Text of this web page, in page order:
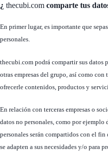
¿ thecubi.com comparte tus
En primer lugar, es importante que
personales.
thecubi.com podrá compartir sus datos
otras empresas del grupo, así como
ofrecerle contenidos, productos y
En relación con terceras empresas o
datos no personales, como por
personales serán compartidos con el
se adapten a sus necesidades y/o para